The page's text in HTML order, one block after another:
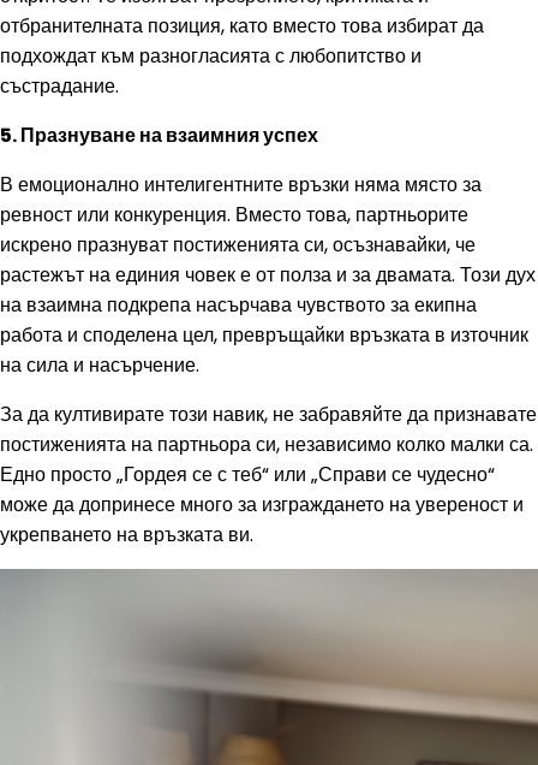
отбранителната позиция, като вместо това избират да
подхождат към разногласията с любопитство и
състрадание.
5. Празнуване на взаимния успех
В емоционално интелигентните връзки няма място за
ревност или конкуренция. Вместо това, партньорите
искрено празнуват постиженията си, осъзнавайки, че
растежът на единия човек е от полза и за двамата. Този дух
на взаимна подкрепа насърчава чувството за екипна
работа и споделена цел, превръщайки връзката в източник
на сила и насърчение.
За да култивирате този навик, не забравяйте да признавате
постиженията на партньора си, независимо колко малки са.
Едно просто „Гордея се с теб“ или „Справи се чудесно“
може да допринесе много за изграждането на увереност и
укрепването на връзката ви.